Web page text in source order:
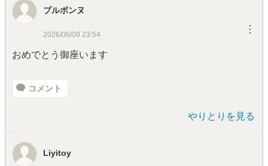
ブルボンヌ
2026/06/09 23:54 ︙
おめでとう御座います
コメント
やりとりを見る
Liyitoy